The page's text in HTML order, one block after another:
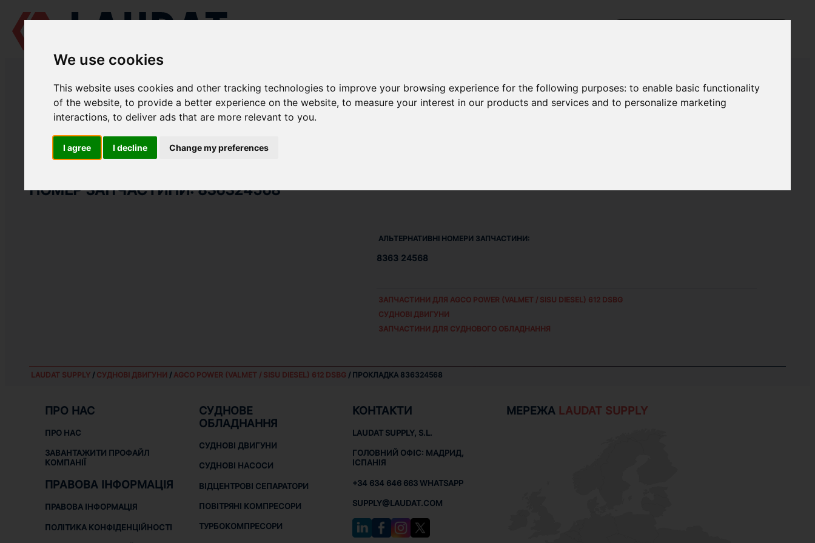
We use cookies
This website uses cookies and other tracking technologies to improve your browsing experience for the following purposes:to enable basic functionality
of the website,to provide a better experience on the website,to measure your interest in our products and services and to personalize marketing
interactions,to deliver ads that are more relevant to you.
I agree I decline Change my preferences
LAUDAT SUPPLY
AGCO POWER (VALMET / SISU DIESEL)
612 DSBG
ГРУПА: ТРУБОПРОВОДИ ТУРБОКОМПРЕСОРА
НОМЕР ЗАПЧАСТИНИ: 836324568
АЛЬТЕРНАТИВНІ НОМЕРИ ЗАПЧАСТИНИ:
8363 24568
ЗАПЧАСТИНИ ДЛЯ AGCO POWER (VALMET / SISU DIESEL) 612 DSBG
СУДНОВІ ДВИГУНИ
ЗАПЧАСТИНИ ДЛЯ СУДНОВОГО ОБЛАДНАННЯ
LAUDAT SUPPLY/ СУДНОВІ ДВИГУНИ / AGCO POWER (VALMET / SISU DIESEL) 612 DSBG/ ПРОКЛАДКА 836324568
ПРО НАС
ПРО НАС
ЗАВАНТАЖИТИ ПРОФАЙЛ
КОМПАНІЇ
ПРАВОВА ІНФОРМАЦІЯ
ПРАВОВА ІНФОРМАЦІЯ
ПОЛІТИКА КОНФІДЕНЦІЙНОСТІ
СУДНОВЕ
ОБЛАДНАННЯ
СУДНОВІ ДВИГУНИ
СУДНОВІ НАСОСИ
ВІДЦЕНТРОВІ СЕПАРАТОРИ
ПОВІТРЯНІ КОМПРЕСОРИ
ТУРБОКОМПРЕСОРИ
КОНТАКТИ
LAUDAT SUPPLY, S.L.
ГОЛОВНИЙ ОФІС: МАДРИД,
ІСПАНІЯ
+34 634 646 663 WHATSAPP
SUPPLY@LAUDAT.COM
МЕРЕЖА LAUDAT SUPPLY